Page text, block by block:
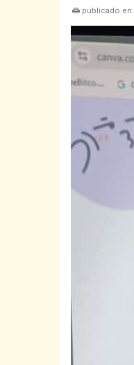
publicado en: